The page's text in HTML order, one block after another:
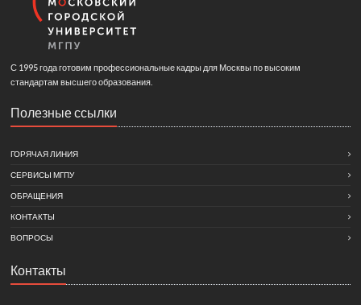
С 1995 года готовим профессиональные кадры для Москвы по высоким
стандартам высшего образования.
Полезные ссылки
ГОРЯЧАЯ ЛИНИЯ
СЕРВИСЫ МГПУ
ОБРАЩЕНИЯ
КОНТАКТЫ
ВОПРОСЫ
Контакты